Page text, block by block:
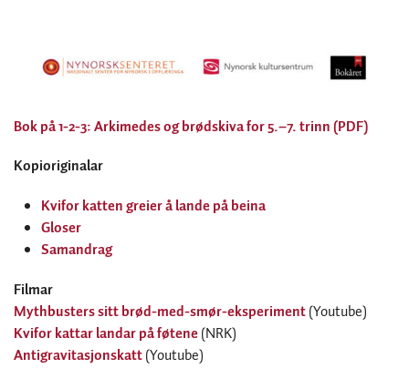
Bok på 1-2-3: Arkimedes og brødskiva for 5.–7. trinn (PDF)
Kopioriginalar
Kvifor katten greier å lande på beina
Gloser
Samandrag
Filmar
Mythbusters sitt brød-med-smør-eksperiment(Youtube)
Kvifor kattar landar på føtene(NRK)
Antigravitasjonskatt(Youtube)